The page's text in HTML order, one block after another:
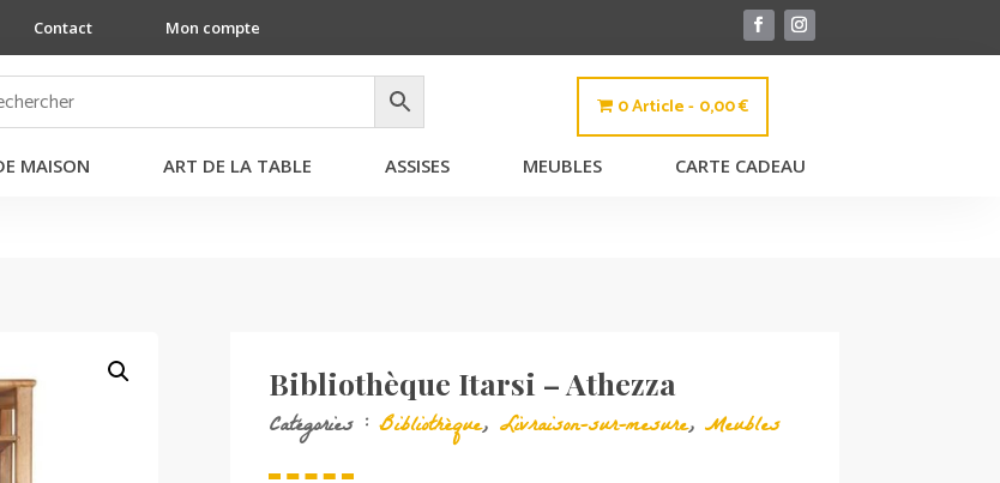
Contact Mon compte
0 Article 0,00 €
MAISON ART DE LA TABLE ASSISES MEUBLES CARTE CADEAU
Bibliothèque Itarsi – Athezza
Catégories : Bibliothèque, Livraison-sur-mesure, Meubles